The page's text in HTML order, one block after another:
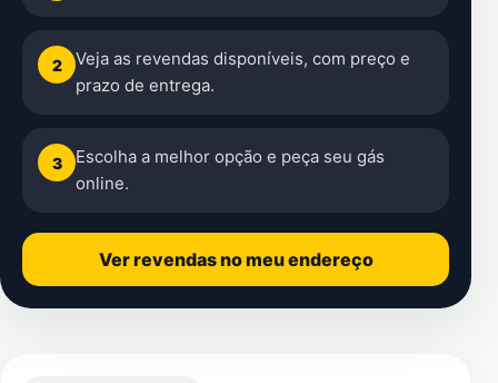
2
Veja as revendas disponíveis, com preço e
prazo de entrega.
3
Escolha a melhor opção e peça seu gás
online.
Ver revendas no meu endereço